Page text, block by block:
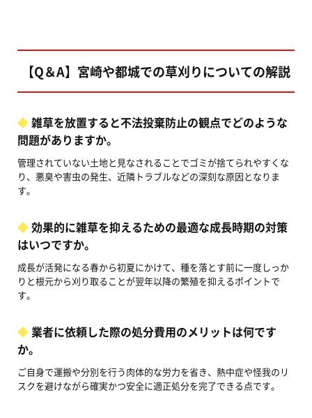
【Q＆A】宮崎や都城での草刈りについての解説
雑草を放置すると不法投棄防止の観点でどのような
問題がありますか。
管理されていない土地と見なされることでゴミが捨てられやすくな
り、悪臭や害虫の発生、近隣トラブルなどの深刻な原因となりま
す。
効果的に雑草を抑えるための最適な成長時期の対策
はいつですか。
成長が活発になる春から初夏にかけて、種を落とす前に一度しっか
りと根元から刈り取ることが翌年以降の繁殖を抑えるポイントで
す。
業者に依頼した際の処分費用のメリットは何です
か。
ご自身で運搬や分別を行う肉体的な労力を省き、熱中症や怪我のリ
スクを避けながら確実かつ安全に適正処分を完了できる点です。